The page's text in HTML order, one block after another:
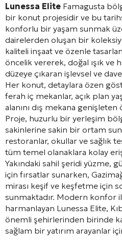
Lunessa Elite Famagusta
bir konut projesidir ve bu
konforlu bir yaşam sunmak
dairelerden oluşan bir
kaliteli inşaat ve özenle
öncelik vererek, doğal ışık ve
düzeye çıkaran işlevsel ve
Her konut, detaylara özen
ferah iç mekanlar, açık plan
alanını dış mekana
Proje, huzurlu bir yerleşim
sakinlerine sakin bir ortam
restoranlar, okullar ve sağlık
tüm temel olanaklara kolay
Yakındaki sahil şeridi yüzme,
için fırsatlar sunarken,
mirası keşif ve keşfetme için
sunmaktadır. Modern konfor
harmanlayan Lunessa Elite,
önemli şehirlerinden birinde
sağlam bir yatırım arayanlar